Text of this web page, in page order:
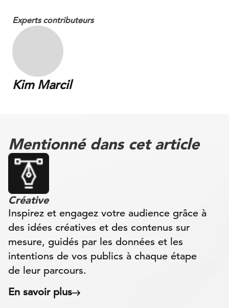
Experts contributeurs
Kim Marcil
Mentionné dans cet article
Créative
Inspirez et engagez votre audience grâce à
des idées créatives et des contenus sur
mesure, guidés par les données et les
intentions de vos publics à chaque étape
de leur parcours.
En savoir plus